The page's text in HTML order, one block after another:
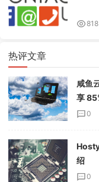
818
热评文章
咸鱼
享
0
绍
0